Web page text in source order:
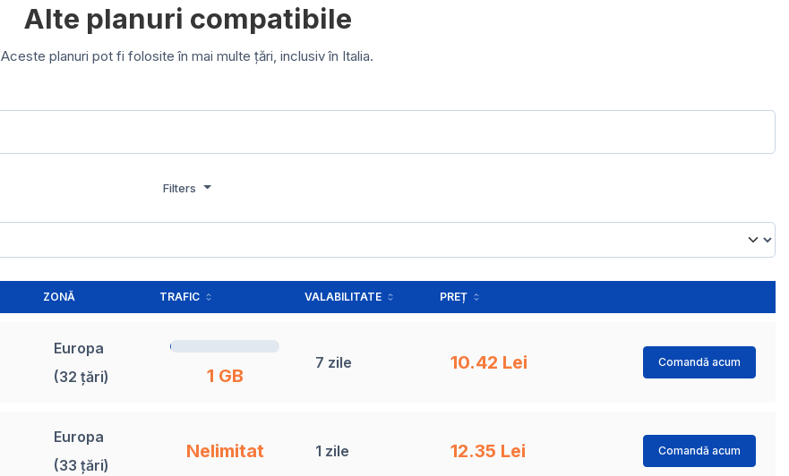
Alte planuri compatibile
Aceste planuri pot fi folosite în mai multe țări, inclusiv în Italia.
Filters
ZONĂ TRAFIC VALABILITATE PREȚ
Europa
(32 țări)
1 GB
7 zile 10.42 Lei Comandă acum
Europa
(33 țări)
Nelimitat 1 zile 12.35 Lei Comandă acum